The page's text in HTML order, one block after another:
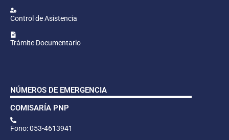
Control de Asistencia
Trámite Documentario
NÚMEROS DE EMERGENCIA
COMISARÍA PNP
Fono: 053-4613941